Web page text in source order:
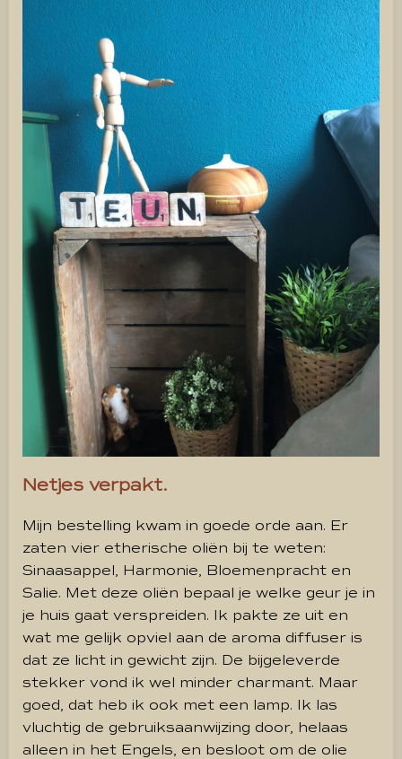
Netjes verpakt.
Mijn bestelling kwam in goede orde aan. Er
zaten vier etherische oliën bij te weten:
Sinaasappel, Harmonie, Bloemenpracht en
Salie. Met deze oliën bepaal je welke geur je in
je huis gaat verspreiden. Ik pakte ze uit en
wat me gelijk opviel aan de aroma diffuser is
dat ze licht in gewicht zijn. De bijgeleverde
stekker vond ik wel minder charmant. Maar
goed, dat heb ik ook met een lamp. Ik las
vluchtig de gebruiksaanwijzing door, helaas
alleen in het Engels, en besloot om de olie